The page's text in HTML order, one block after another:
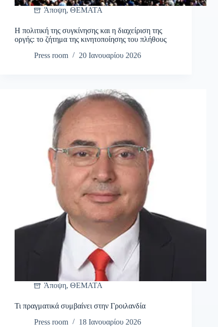
Άποψη, ΘΕΜΑΤΑ
Η πολιτική της συγκίνησης και η διαχείριση της
οργής: το ζήτημα της κινητοποίησης του πλήθους
Press room
20 Ιανουαρίου 2026
Άποψη, ΘΕΜΑΤΑ
Τι πραγματικά συμβαίνει στην Γροιλανδία
Press room
18 Ιανουαρίου 2026